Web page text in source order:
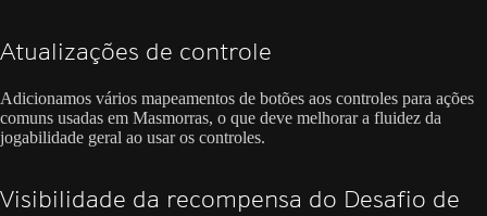
Atualizações de controle
Adicionamos vários mapeamentos de botões aos controles para ações
comuns usadas em Masmorras, o que deve melhorar a fluidez da
jogabilidade geral ao usar os controles.
Visibilidade da recompensa do Desafio de